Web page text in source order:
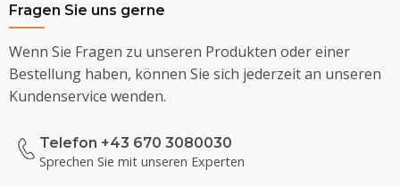
Fragen Sie uns gerne
Wenn Sie Fragen zu unseren Produkten oder einer
Bestellung haben, können Sie sich jederzeit an unseren
Kundenservice wenden.
Telefon +43 670 3080030
Sprechen Sie mit unseren Experten